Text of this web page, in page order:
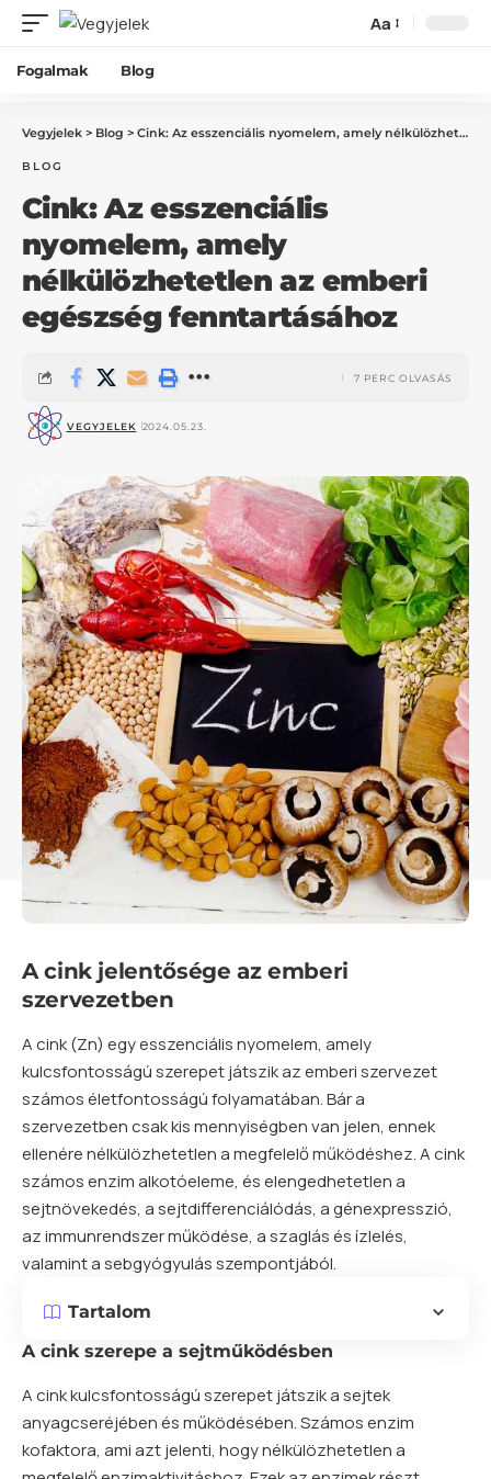
Aa
Fogalmak Blog
Vegyjelek > Blog > Cink: Az esszenciális nyomelem, amely nélkülözhetetlen az emberi egészség fenntartásához
BLOG
Cink: Az esszenciális
nyomelem, amely
nélkülözhetetlen az emberi
egészség fenntartásához
VEGYJELEK 2024.05.23.
7 PERC OLVASÁS
A cink jelentősége az emberi
szervezetben
Acink(Zn) egy esszenciális nyomelem, amely
kulcsfontosságú szerepet játszik az emberi szervezet
számos életfontosságú folyamatában. Bár a
szervezetben csak kis mennyiségben van jelen, ennek
ellenére nélkülözhetetlen a megfelelő működéshez. A cink
számos enzim alkotóeleme, és elengedhetetlen a
sejtnövekedés, a sejtdifferenciálódás, a génexpresszió,
az immunrendszer működése, a szaglás és ízlelés,
valamint a sebgyógyulás szempontjából.
Tartalom
A cink szerepe a sejtműködésben
A cink kulcsfontosságú szerepet játszik a sejtek
anyagcseréjében és működésében. Számos enzim
kofaktora, ami azt jelenti, hogy nélkülözhetetlen a